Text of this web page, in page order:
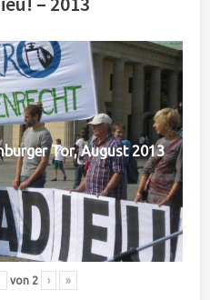
Tor, August 2013
von 2 › »